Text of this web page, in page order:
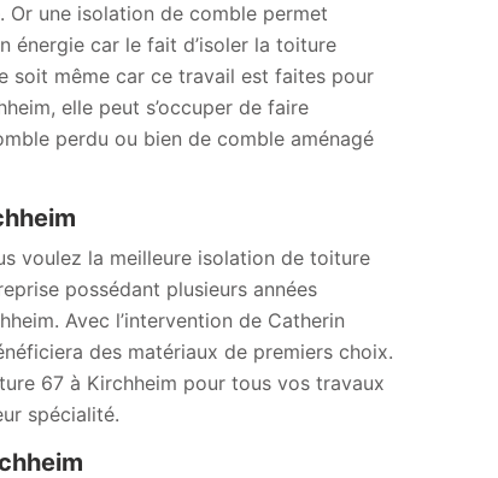
une isolation de comble permet
énergie car le fait d’isoler la toiture
soit même car ce travail est faites pour
elle peut s’occuper de faire
perdu ou bien de comble aménagé
voulez la meilleure isolation de toiture
possédant plusieurs années
Avec l’intervention de Catherin
des matériaux de premiers choix.
67 à Kirchheim pour tous vos travaux
spécialité.